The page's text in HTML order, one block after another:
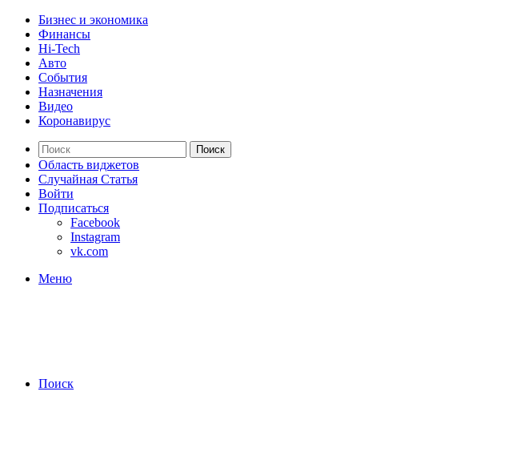
Бизнес и экономика
Финансы
Hi-Tech
Авто
События
Назначения
Видео
Коронавирус
Поиск
Область виджетов
Случайная Статья
Войти
Подписаться
Facebook
Instagram
vk.com
Меню
Поиск